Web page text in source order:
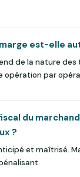
marge est-elle
de la nature
opération par
du
?
et maîtrisé.